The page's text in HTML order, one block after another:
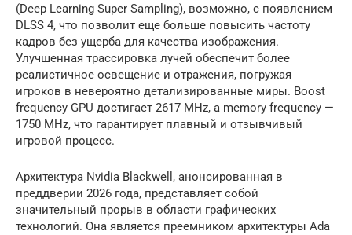
(Deep Learning Super Sampling), возможно, с появлением
DLSS 4, что позволит еще больше повысить частоту
кадров без ущерба для качества изображения.
Улучшенная трассировка лучей обеспечит более
реалистичное освещение и отражения, погружая
игроков в невероятно детализированные миры. Boost
frequency GPU достигает 2617 MHz, а memory frequency —
1750 MHz, что гарантирует плавный и отзывчивый
игровой процесс.
Архитектура Nvidia Blackwell, анонсированная в
преддверии 2026 года, представляет собой
значительный прорыв в области графических
технологий. Она является преемником архитектуры Ada